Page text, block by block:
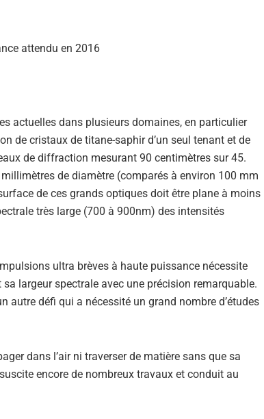
actuelles dans plusieurs domaines, en particulier
de cristaux de titane-saphir d’un seul tenant et de
de diffraction mesurant 90 centimètres sur 45.
de diamètre (comparés à environ 100 mm
de ces grands optiques doit être plane à moins
très large (700 à 900nm) des intensités
ultra brèves à haute puissance nécessite
largeur spectrale avec une précision remarquable.
autre défi qui a nécessité un grand nombre d’études
dans l’air ni traverser de matière sans que sa
encore de nombreux travaux et conduit au